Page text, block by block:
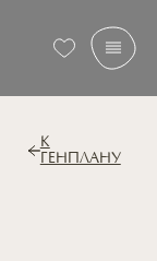
К
ГЕНПЛАНУ